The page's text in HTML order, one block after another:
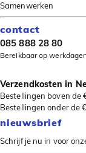
Samenwerken
contact
085 888 28 80
Bereikbaar op
Verzendkosten in
Bestellingen boven de
Bestellingen onder de
nieuwsbrief
Schrijf je nu in voor